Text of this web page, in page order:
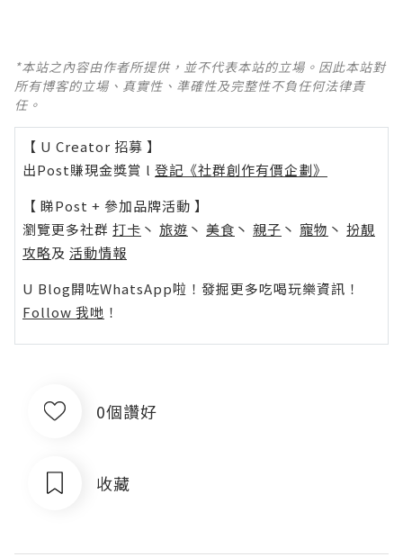
*本站之內容由作者所提供，並不代表本站的立場。因此本站對
所有博客的立場、真實性、準確性及完整性不負任何法律責
任。
【 U Creator 招募 】
出Post賺現金獎賞 l 登記《社群創作有價企劃》
【 睇Post + 參加品牌活動 】
瀏覽更多社群 打卡 丶 旅遊 丶 美食 丶 親子 丶 寵物 丶 扮靚
攻略及 活動情報
U Blog開咗WhatsApp啦！發掘更多吃喝玩樂資訊！
Follow 我哋 ！
0個讚好
收藏